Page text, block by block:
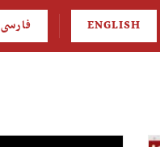
ENGLISH فارسی